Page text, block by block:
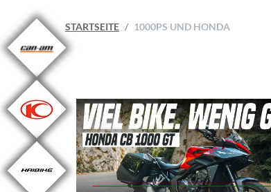
STARTSEITE 1000PS UND HONDA